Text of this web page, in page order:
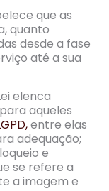
que as
quanto
desde a fase
até a sua
elenca
aqueles
entre elas
adequação;
e
se refere a
a imagem e